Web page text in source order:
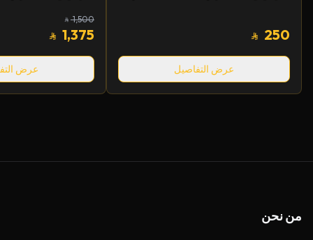
250
عرض التفاصيل
1,500
1,375
عرض
من نحن